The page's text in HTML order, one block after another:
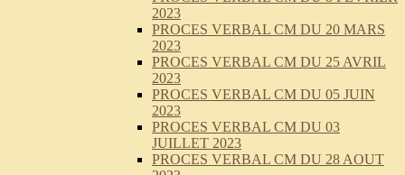
2023
PROCES VERBAL CM DU 20 MARS
2023
PROCES VERBAL CM DU 25 AVRIL
2023
PROCES VERBAL CM DU 05 JUIN
2023
PROCES VERBAL CM DU 03
JUILLET 2023
PROCES VERBAL CM DU 28 AOUT